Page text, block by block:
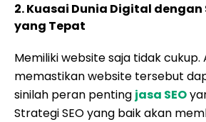
2. Kuasai Dunia Digital dengan
yang Tepat
Memiliki website saja tidak cukup.
memastikan website tersebut
sinilah peran penting jasa SEO
Strategi SEO yang baik akan